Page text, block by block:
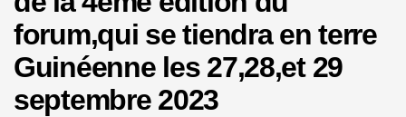
forum,qui se tiendra en terre
Guinéenne les 27,28,et 29
septembre 2023